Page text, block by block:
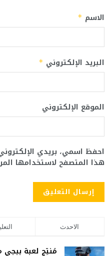
الاسم *
البريد الإلكتروني *
الموقع الإلكتروني
احفظ اسمي، بريدي
هذا المتصفح لاستخدامها
الاحدث
مُنتِج لعبة